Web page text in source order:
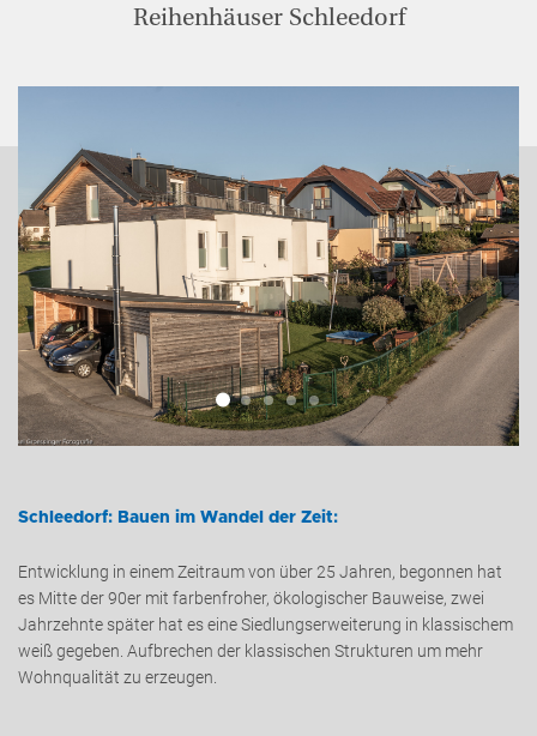
KONTAKT
ADRESSE
Reihenhäuser Schleedorf
Schleedorf: Bauen im Wandel der Zeit:
Entwicklung in einem Zeitraum von über 25 Jahren, begonnen hat
es Mitte der 90er mit farbenfroher, ökologischer Bauweise, zwei
Jahrzehnte später hat es eine Siedlungserweiterung in klassischem
weiß gegeben. Aufbrechen der klassischen Strukturen um mehr
Wohnqualität zu erzeugen.